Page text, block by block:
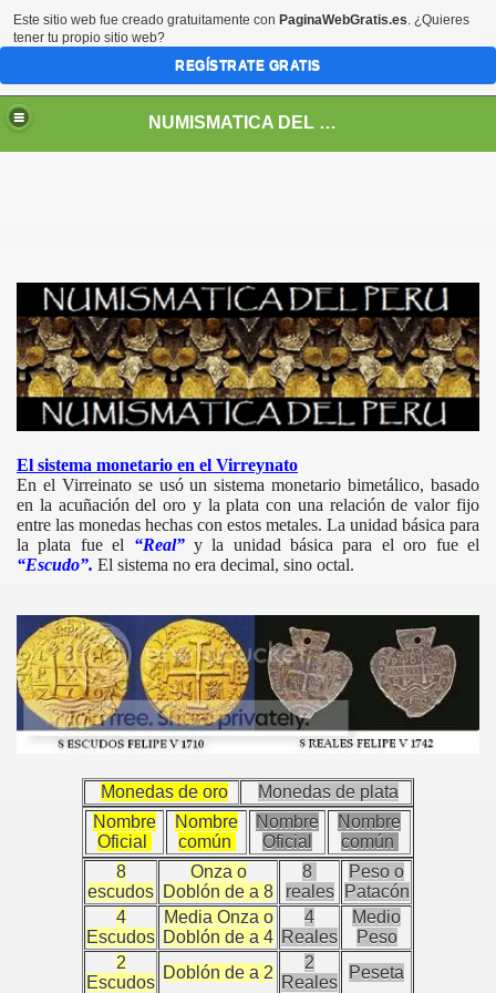
NUMISMATICA DEL PERU
El sistema monetario en el Virreynato
En el Virreinato se usó un sistema monetario bimetálico, basado
en la acuñación del oro y la plata con una relación de valor fijo
entre las monedas hechas con estos metales. La unidad básica para
la plata fue el “Real” y la unidad básica para el oro fue el
“Escudo”. El sistema no era decimal, sino octal.
Monedas de oro
Monedas de plata
Nombre
Oficial
Nombre
común
Nombre
Oficial
Nombre
común
8
escudos
Onza o
Doblón de a 8
8
reales
Peso o
Patacón
4
Escudos
Media Onza o
Doblón de a 4
4
Reales
Medio
Peso
2
Escudos
Doblón de a 2
2
Reales
Peseta
Este sitio web fue creado gratuitamente con PaginaWebGratis.es. ¿Quieres
tener tu propio sitio web?
REGÍSTRATE GRATIS